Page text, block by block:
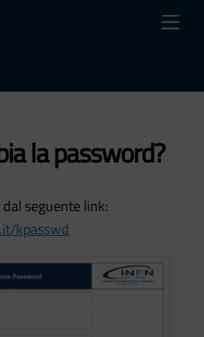
la password?
seguente link:
kpasswd